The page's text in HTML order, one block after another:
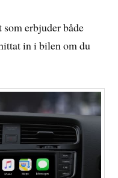
erbjuder både
in i bilen om du